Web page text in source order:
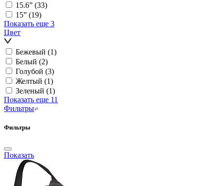
15.6ˮ (33)
15ˮ (19)
Показать еще 3
Цвет
Бежевый (1)
Белый (2)
Голубой (3)
Желтый (1)
Зеленый (1)
Показать еще 11
Фильтры
Фильтры
Показать